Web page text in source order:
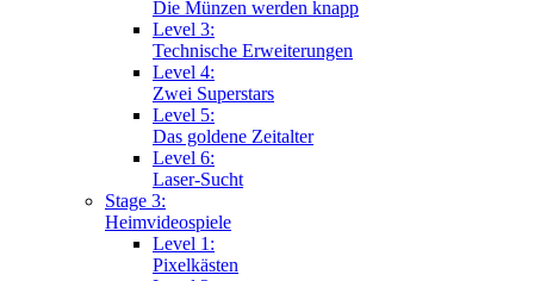
Die Münzen werden knapp
Level 3:
Technische Erweiterungen
Level 4:
Zwei Superstars
Level 5:
Das goldene Zeitalter
Level 6:
Laser-Sucht
Stage 3:
Heimvideospiele
Level 1:
Pixelkästen